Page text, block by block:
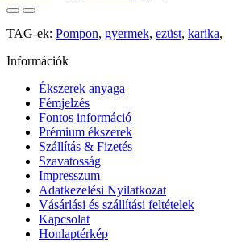
TAG-ek: Pompon, gyermek, ezüst, karika,
Információk
Ékszerek anyaga
Fémjelzés
Fontos információ
Prémium ékszerek
Szállítás & Fizetés
Szavatosság
Impresszum
Adatkezelési Nyilatkozat
Vásárlási és szállítási feltételek
Kapcsolat
Honlaptérkép